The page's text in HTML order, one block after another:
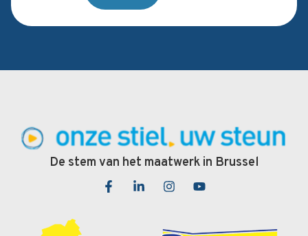
De stem van het maatwerk in Brussel